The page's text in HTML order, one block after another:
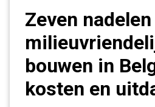
Zeven
bouwen in
kosten en